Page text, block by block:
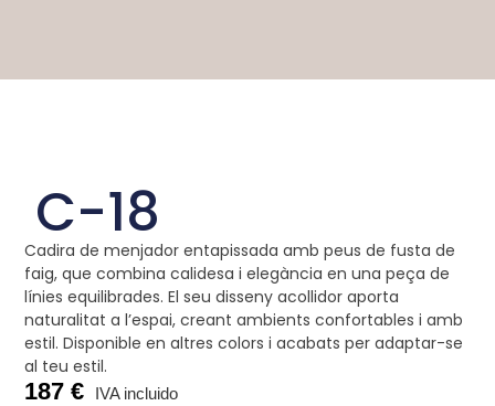
C-18
Cadira de menjador entapissada amb peus de fusta de
faig, que combina calidesa i elegància en una peça de
línies equilibrades. El seu disseny acollidor aporta
naturalitat a l’espai, creant ambients confortables i amb
estil. Disponible en altres colors i acabats per adaptar-se
al teu estil.
187